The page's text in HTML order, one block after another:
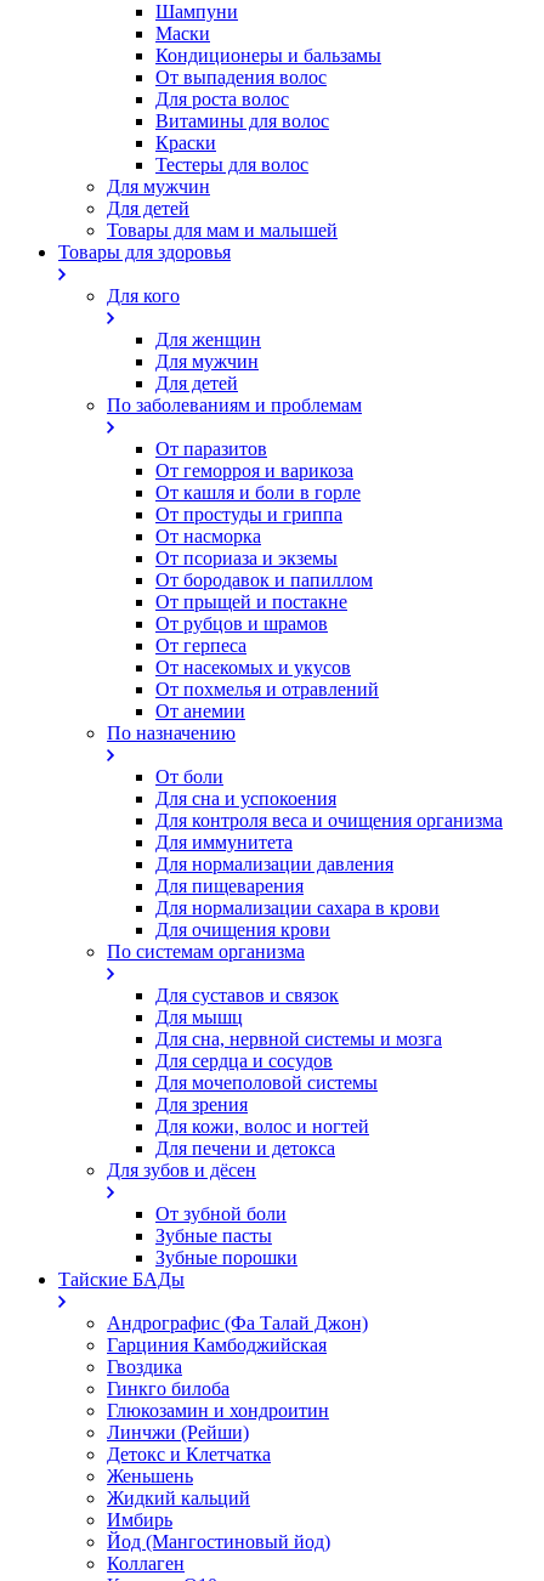
Шампуни
Маски
Кондиционеры и бальзамы
От выпадения волос
Для роста волос
Витамины для волос
Краски
Тестеры для волос
Для мужчин
Для детей
Товары для мам и малышей
Товары для здоровья
Для кого
Для женщин
Для мужчин
Для детей
По заболеваниям и проблемам
От паразитов
Oт геморроя и варикоза
От кашля и боли в горле
От простуды и гриппа
От насморка
Oт псориаза и экземы
От бородавок и папиллом
От прыщей и постакне
От рубцов и шрамов
От герпеса
От насекомых и укусов
От похмелья и отравлений
От анемии
По назначению
От боли
Для сна и успокоения
Для контроля веса и очищения организма
Для иммунитета
Для нормализации давления
Для пищеварения
Для нормализации сахара в крови
Для очищения крови
По системам организма
Для суставов и связок
Для мышц
Для сна, нервной системы и мозга
Для сердца и сосудов
Для мочеполовой системы
Для зрения
Для кожи, волос и ногтей
Для печени и детокса
Для зубов и дёсен
От зубной боли
Зубные пасты
Зубные порошки
Тайские БАДы
Андрографис (Фа Талай Джон)
Гарциния Камбоджийская
Гвоздика
Гинкго билоба
Глюкозамин и хондроитин
Линчжи (Рейши)
Детокс и Клетчатка
Женьшень
Жидкий кальций
Имбирь
Йод (Мангостиновый йод)
Коллаген